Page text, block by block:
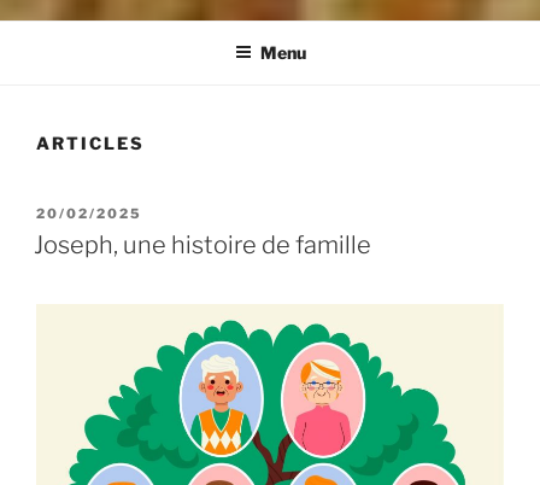
Menu
ARTICLES
PUBLIÉ
LE
20/02/2025
Joseph, une histoire de famille